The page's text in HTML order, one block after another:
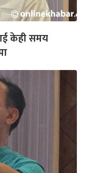
केही समय